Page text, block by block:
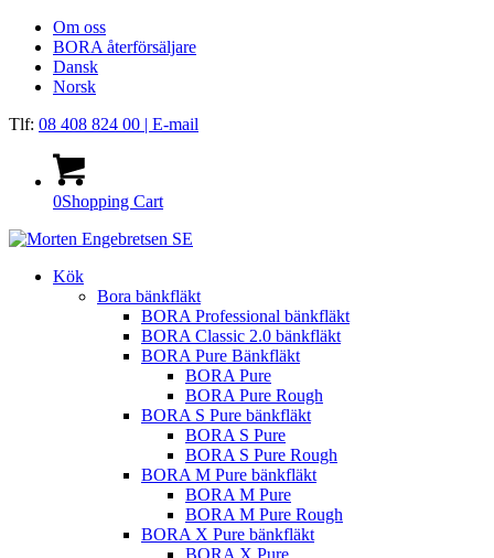
Om oss
BORA återförsäljare
Dansk
Norsk
Tlf: 08 408 824 00 | E-mail
0Shopping Cart
Kök
Bora bänkfläkt
BORA Professional bänkfläkt
BORA Classic 2.0 bänkfläkt
BORA Pure Bänkfläkt
BORA Pure
BORA Pure Rough
BORA S Pure bänkfläkt
BORA S Pure
BORA S Pure Rough
BORA M Pure bänkfläkt
BORA M Pure
BORA M Pure Rough
BORA X Pure bänkfläkt
BORA X Pure